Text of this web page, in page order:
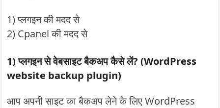
1) प्लगइन की मदद से
2) Cpanel की मदद से
1) प्लगइन से वेबसाइट बैकअप कैसे लें? (WordPress
website backup plugin)
आप अपनी साइट का बैकअप लेने के लिए WordPress